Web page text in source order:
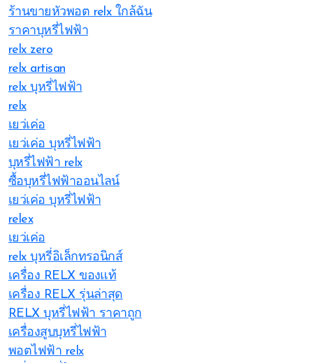
ร้านขายหัวพอต relx ใกล้ฉัน
ราคาบุหรี่ไฟฟ้า
relx zero
relx artisan
relx บุหรี่ไฟฟ้า
relx
เยว่เค่อ
เยว่เค่อ บุหรี่ไฟฟ้า
บุหรี่ไฟฟ้า relx
ซื้อบุหรี่ไฟฟ้าออนไลน์
เยว่เค่อ บุหรี่ไฟฟ้า
relex
เยว่เค่อ
relx บุหรี่อิเล็กทรอนิกส์
เครื่อง RELX ของแท้
เครื่อง RELX รุ่นล่าสุด
RELX บุหรี่ไฟฟ้า ราคาถูก
เครื่องสูบบุหรี่ไฟฟ้า
พอตไฟฟ้า relx